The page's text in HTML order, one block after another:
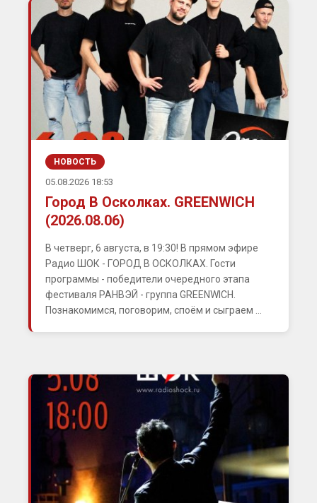
НОВОСТЬ
05.08.2026 18:53
Город В Осколках. GREENWICH
(2026.08.06)
В четверг, 6 августа, в 19:30! В прямом эфире
Радио ШОК - ГОРОД В ОСКОЛКАХ. Гости
программы - победители очередного этапа
фестиваля РАНВЭЙ - группа GREENWICH.
Познакомимся, поговорим, споём и сыграем ...